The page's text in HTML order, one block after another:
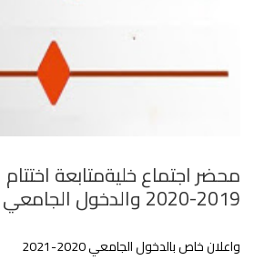
محضر اجتماع خليةمتابعة
2019-2020 والدخول الجامعي 2020-2021
واعلان خاص بالدخول الجامعي 2020-2021